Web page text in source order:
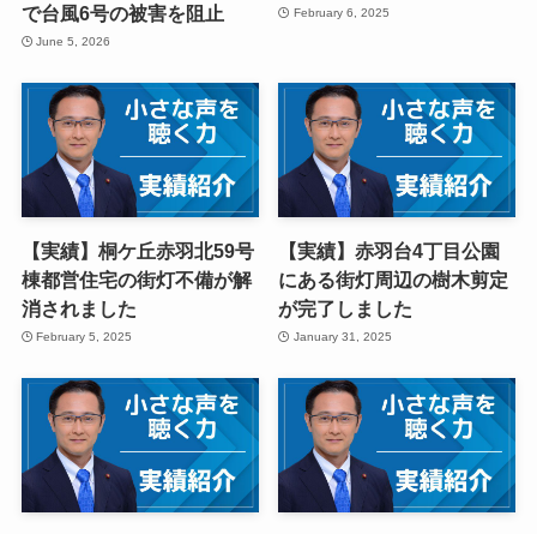
で台風6号の被害を阻止
June 5, 2026
February 6, 2025
【実績】桐ケ丘赤羽北59号
棟都営住宅の街灯不備が解
消されました
February 5, 2025
【実績】赤羽台4丁目公園
にある街灯周辺の樹木剪定
が完了しました
January 31, 2025